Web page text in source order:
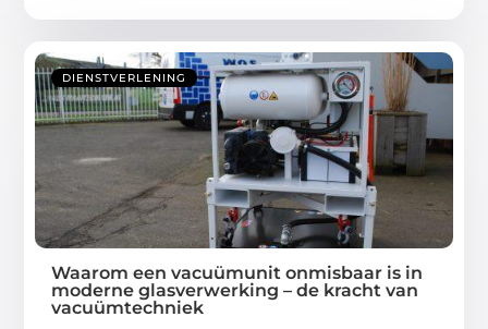
DIENSTVERLENING
Waarom een vacuümunit onmisbaar is in
moderne glasverwerking – de kracht van
vacuümtechniek